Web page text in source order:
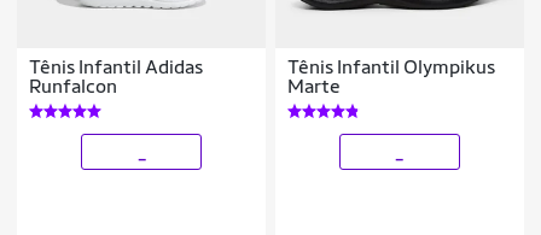
Tênis Infantil Adidas
Runfalcon
Tênis Infantil Olympikus
Marte